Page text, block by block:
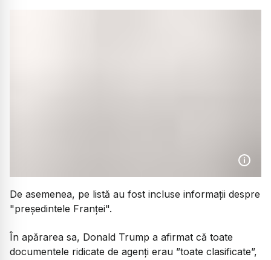
De asemenea, pe listă au fost incluse informații despre
"președintele Franței".
În apărarea sa, Donald Trump a afirmat că toate
documentele ridicate de agenți erau ”toate clasificate”,